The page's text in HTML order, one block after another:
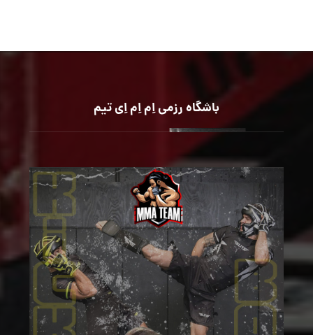
باشگاه رزمی اِم اِم اِی تیم